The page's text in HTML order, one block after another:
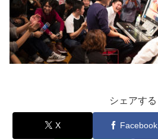
シェアする
X Facebook